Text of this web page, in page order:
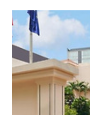
City, 1군, 호치민, 베트남 더
심 속 휴식을 최대한 즐겨보세
에서는 최고의 지역 중심지
더 많이 여행할 수 있습니다.